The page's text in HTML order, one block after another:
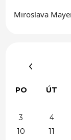
Miroslava
PO ÚT
3
4
10
11